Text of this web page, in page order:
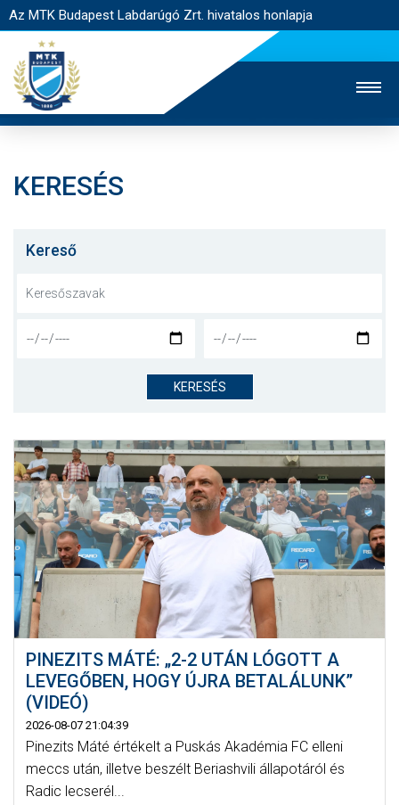
Az MTK Budapest Labdarúgó Zrt. hivatalos honlapja
JEGYÉRTÉKESÍTÉS
NYITÓLAP
CSAPATOK
KLUB
GALÉRIA
SZURKOLÓI ÉLMÉNYEK
AKKREDITÁCIÓ
KERESÉS
Kereső
KERESÉS
PINEZITS MÁTÉ: „2-2 UTÁN LÓGOTT A
LEVEGŐBEN, HOGY ÚJRA BETALÁLUNK”
(VIDEÓ)
2026-08-07 21:04:39
Pinezits Máté értékelt a Puskás Akadémia FC elleni
meccs után, illetve beszélt Beriashvili állapotáról és
Radic lecserél...